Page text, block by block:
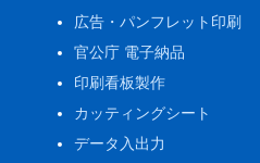
広告・パンフレット印刷
官公庁 電子納品
印刷看板製作
カッティングシート
データ入出力